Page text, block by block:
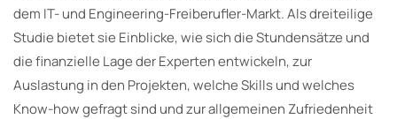
dem IT- und Engineering-Freiberufler-Markt. Als dreiteilige
Studie bietet sie Einblicke, wie sich die Stundensätze und
die finanzielle Lage der Experten entwickeln, zur
Auslastung in den Projekten, welche Skills und welches
Know-how gefragt sind und zur allgemeinen Zufriedenheit